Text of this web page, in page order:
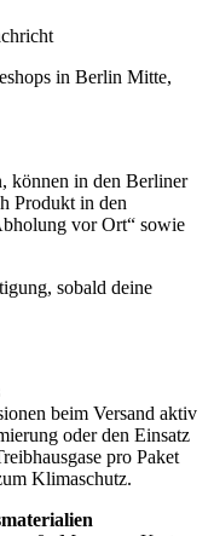
in Berlin Mitte,
können in den Berliner
Produkt in den
vor Ort“ sowie
sobald deine
beim Versand aktiv
oder den Einsatz
pro Paket
Klimaschutz.